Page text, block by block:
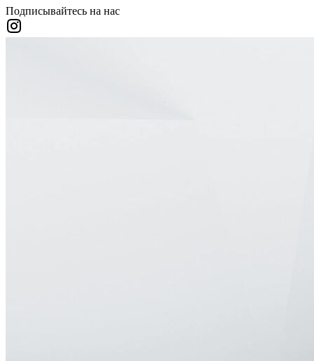
Подписывайтесь на нас